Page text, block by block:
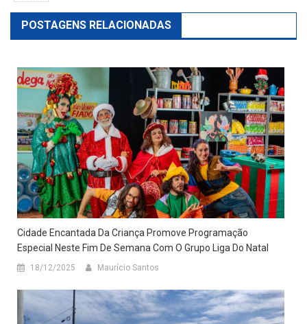
POSTAGENS RELACIONADAS
Cidade Encantada Da Criança Promove Programação
Especial Neste Fim De Semana Com O Grupo Liga Do Natal
18/12/2025 Maurício Santos